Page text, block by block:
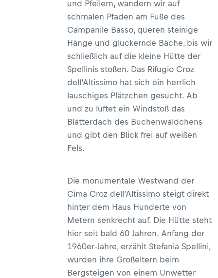
und Pfeilern, wandern wir auf
schmalen Pfaden am Fuße des
Campanile Basso, queren steinige
Hänge und gluckernde Bäche, bis wir
schließlich auf die kleine Hütte der
Spellinis stoßen. Das Rifugio Croz
dell’Altissimo hat sich ein herrlich
lauschiges Plätzchen gesucht. Ab
und zu lüftet ein Windstoß das
Blätterdach des Buchenwäldchens
und gibt den Blick frei auf weißen
Fels.
Die monumentale Westwand der
Cima Croz dell’Altissimo steigt direkt
hinter dem Haus Hunderte von
Metern senkrecht auf. Die Hütte steht
hier seit bald 60 Jahren. Anfang der
1960er-Jahre, erzählt Stefania Spellini,
wurden ihre Großeltern beim
Bergsteigen von einem Unwetter